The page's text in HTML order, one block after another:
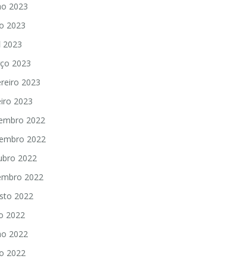
2023
2023
2023
2023
2023
2023
2022
2022
2022
2022
2022
2022
2022
2022